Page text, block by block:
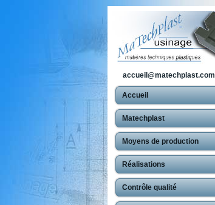
accueil@matechplast.com
Accueil
Matechplast
Moyens de production
Réalisations
Contrôle qualité